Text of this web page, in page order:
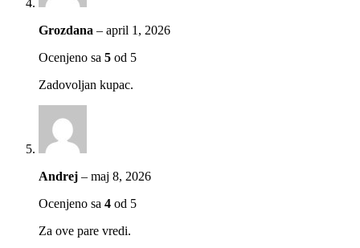
Grozdana – april 1, 2026
Ocenjeno sa 5 od 5
Zadovoljan kupac.
Andrej – maj 8, 2026
Ocenjeno sa 4 od 5
Za ove pare vredi.